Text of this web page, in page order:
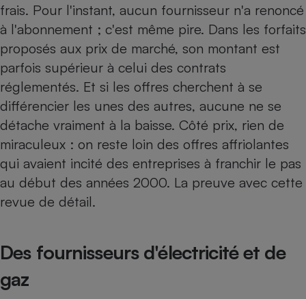
frais. Pour l'instant, aucun fournisseur n'a renoncé
à l'abonnement ; c'est même pire. Dans les forfaits
proposés aux prix de marché, son montant est
parfois supérieur à celui des contrats
réglementés. Et si les offres cherchent à se
différencier les unes des autres, aucune ne se
détache vraiment à la baisse. Côté prix, rien de
miraculeux : on reste loin des offres affriolantes
qui avaient incité des entreprises à franchir le pas
au début des années 2000. La preuve avec cette
revue de détail.
Des fournisseurs d'électricité et de
gaz
Plaque de cuisson à
induction
Téléphone mobile -
Smartphone
Antivirus
Climatiseur -
Ventilateur